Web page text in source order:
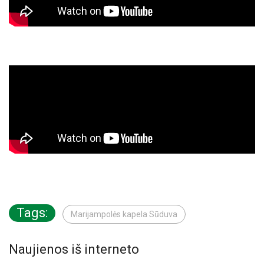
Tags: Marijampolės kapela Sūduva
Naujienos iš interneto